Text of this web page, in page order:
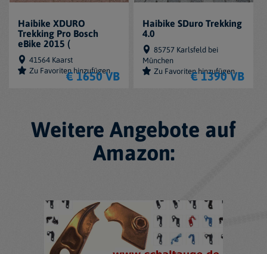
Haibike XDURO
Trekking Pro Bosch
eBike 2015 (
41564 Kaarst
Zu Favoriten hinzufügen
€ 1650 VB
Haibike SDuro Trekking
4.0
85757 Karlsfeld bei
München
Zu Favoriten hinzufügen
€ 1390 VB
Weitere Angebote auf
Amazon: